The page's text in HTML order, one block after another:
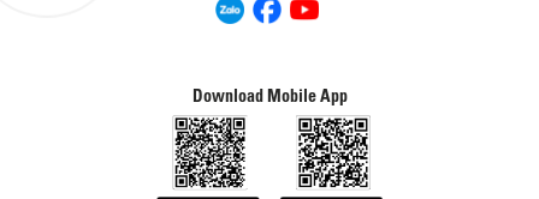
Download Mobile App